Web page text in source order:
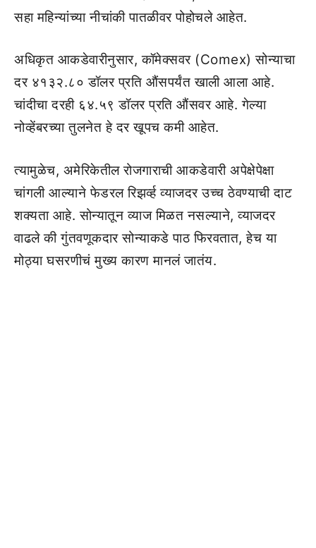
सहा महिन्यांच्या नीचांकी पातळीवर पोहोचले आहेत.
अधिकृत आकडेवारीनुसार, कॉमेक्सवर (Comex) सोन्याचा
दर ४१३२.८० डॉलर प्रति औंसपर्यंत खाली आला आहे.
चांदीचा दरही ६४.५९ डॉलर प्रति औंसवर आहे. गेल्या
नोव्हेंबरच्या तुलनेत हे दर खूपच कमी आहेत.
त्यामुळेच, अमेरिकेतील रोजगाराची आकडेवारी अपेक्षेपेक्षा
चांगली आल्याने फेडरल रिझर्व्ह व्याजदर उच्च ठेवण्याची दाट
शक्यता आहे. सोन्यातून व्याज मिळत नसल्याने, व्याजदर
वाढले की गुंतवणूकदार सोन्याकडे पाठ फिरवतात, हेच या
मोठ्या घसरणीचं मुख्य कारण मानलं जातंय.